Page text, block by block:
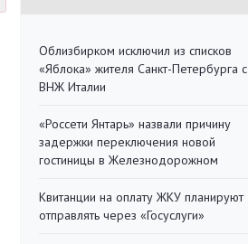
Облизбирком исключил из списков
«Яблока» жителя Санкт-Петербурга с
ВНЖ Италии
«Россети Янтарь» назвали причину
задержки переключения новой
гостиницы в Железнодорожном
Квитанции на оплату ЖКУ планируют
отправлять через «Госуслуги»